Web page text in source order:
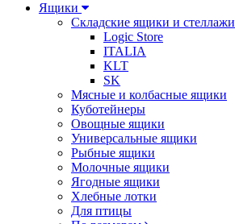
Ящики
Складские ящики и стеллажи
Logic Store
ITALIA
KLT
SK
Мясные и колбасные ящики
Куботейнеры
Овощные ящики
Универсальные ящики
Рыбные ящики
Молочные ящики
Ягодные ящики
Хлебные лотки
Для птицы